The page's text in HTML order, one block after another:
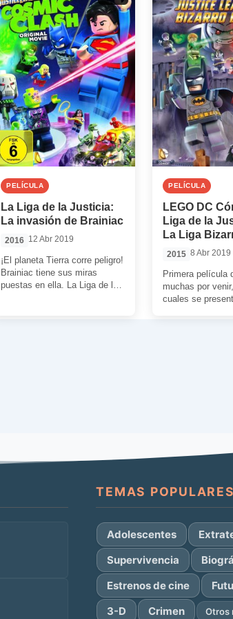
PELÍCULA
La Liga de la Justicia:
La invasión de Brainiac
2016 12 Abr 2019
¡El planeta Tierra corre peligro!
Brainiac tiene sus miras
puestas en ella. La Liga de la
PELÍCULA
LEGO DC
Liga de la
La Liga
2015 8 Abr 2019
Primera película
muchas por
cuales se
TEMAS POPULARES
Adolescentes
Supervivencia
Estrenos de cine
3-D
Crimen Otros